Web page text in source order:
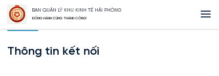
BAN QUẢN LÝ KHU KINH TẾ HẢI PHÒNG
ĐỒNG HÀNH CÙNG THÀNH CÔNG!
Trang Chủ Thông tin kết nối
Thông tin kết nối